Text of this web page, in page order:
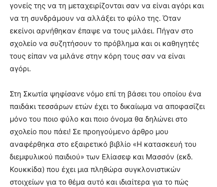
γονείς της να τη μεταχειρίζονται σαν να είναι αγόρι και
να τη συνδράμουν να αλλάξει το φύλο της. Όταν
εκείνοι αρνήθηκαν έπαψε να τους μιλάει. Πήγαν στο
σχολείο να συζητήσουν το πρόβλημα και οι καθηγητές
τους είπαν να μιλάνε στην κόρη τους σαν να είναι
αγόρι.
Στη Σκωτία ψηφίσανε νόμο επί τη βάσει του οποίου ένα
παιδάκι τεσσάρων ετών έχει το δικαίωμα να αποφασίζει
μόνο του ποιο φύλο και ποιο όνομα θα δηλώνει στο
σχολείο που πάει! Σε προηγούμενο άρθρο μου
αναφέρθηκα στο εξαιρετικό βιβλίο «Η κατασκευή του
διεμφυλικού παιδιού» των Ελίασεφ και Μασσόν (εκδ.
Κουκκίδα) που έχει μια πληθώρα συγκλονιστικών
στοιχείων για το θέμα αυτό και ιδιαίτερα για το πώς